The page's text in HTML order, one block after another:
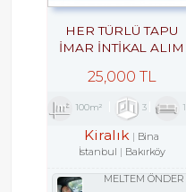
HER TÜRLÜ TAPU
İMAR İNTİKAL ALIM
ARACILIK VE
EKSPERTİZLİK ILE
KENTSEL DÖNÜŞÜM
DANIŞMANLIK
HİZMETLERİ
25,000 TL
100m² 3 1
Kiralık
Bina
İstanbul
Bakırköy
MELTEM ÖNDER